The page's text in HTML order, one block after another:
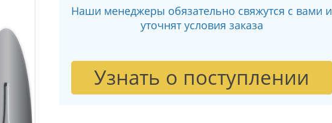
Наши менеджеры обязательно свяжутся с вами и
уточнят условия заказа
Узнать о поступлении